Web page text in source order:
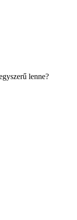
lenne?